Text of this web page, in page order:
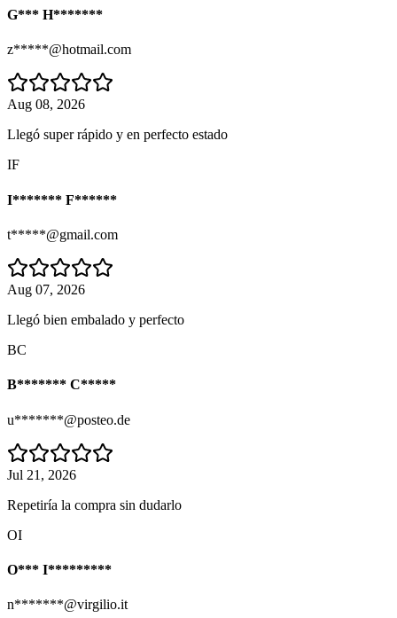
G*** H*******
z*****@hotmail.com
Aug 08, 2026
Llegó super rápido y en perfecto estado
IF
I******* F******
t*****@gmail.com
Aug 07, 2026
Llegó bien embalado y perfecto
BC
B******* C*****
u*******@posteo.de
Jul 21, 2026
Repetiría la compra sin dudarlo
OI
O*** I*********
n*******@virgilio.it